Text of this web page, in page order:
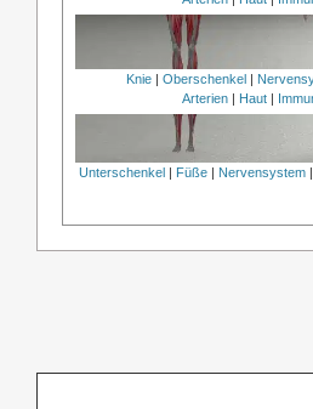
Knie | Oberschenkel |
Arterien | Haut |
Unterschenkel| Füße| Nervensystem|